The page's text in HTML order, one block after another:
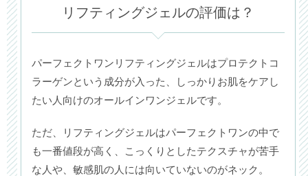
リフティングジェルの評価は？
パーフェクトワンリフティングジェルはプロテクトコ
ラーゲンという成分が入った、しっかりお肌をケアし
たい人向けのオールインワンジェルです。
ただ、リフティングジェルはパーフェクトワンの中で
も一番値段が高く、こっくりとしたテクスチャが苦手
な人や、敏感肌の人には向いていないのがネック。